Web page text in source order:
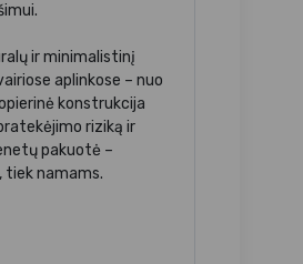
ir minimalistinį
aplinkose – nuo
konstrukcija
riziką ir
pakuotė –
tiek namams.